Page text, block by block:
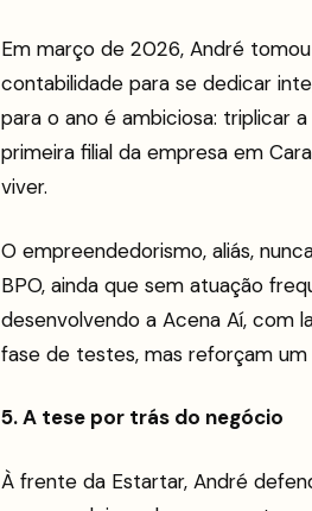
Em março de 2026, André
contabilidade para se dedicar
para o ano é ambiciosa: triplicar
primeira filial da empresa em
viver.
O empreendedorismo, aliás,
BPO, ainda que sem atuação
desenvolvendo a Acena Aí, com
fase de testes, mas reforçam
5. A tese por trás do negócio
À frente da Estartar, André